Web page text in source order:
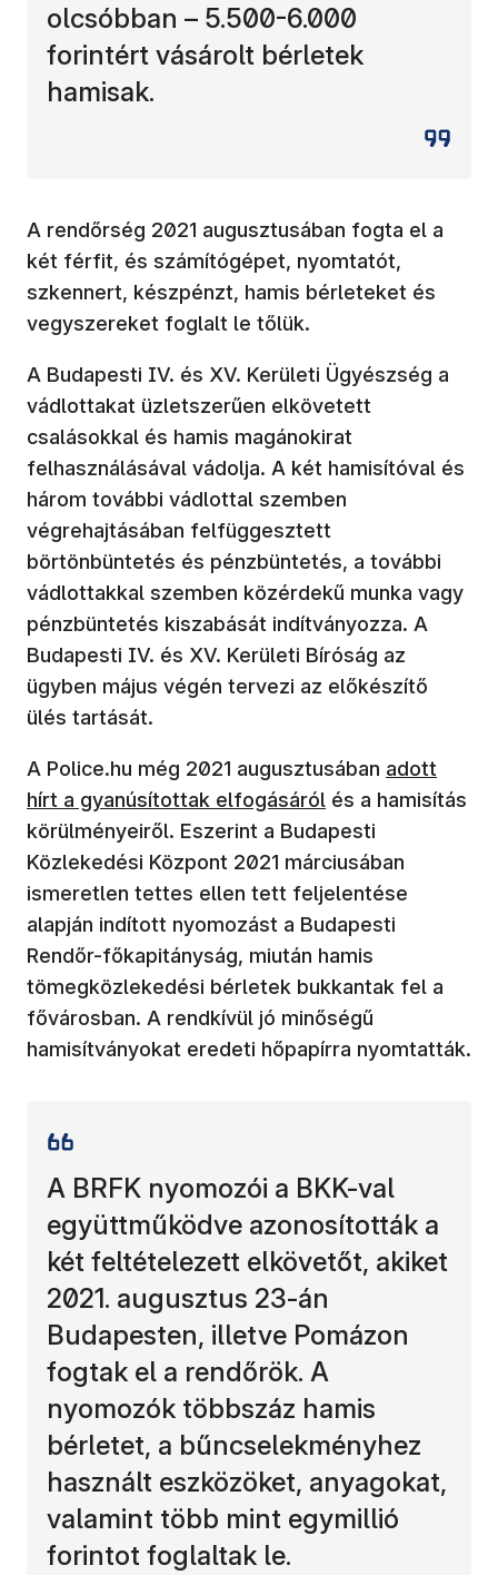
olcsóbban – 5.500-6.000
forintért vásárolt bérletek
hamisak.
A rendőrség 2021 augusztusában fogta el a
két férfit, és számítógépet, nyomtatót,
szkennert, készpénzt, hamis bérleteket és
vegyszereket foglalt le tőlük.
A Budapesti IV. és XV. Kerületi Ügyészség a
vádlottakat üzletszerűen elkövetett
csalásokkal és hamis magánokirat
felhasználásával vádolja. A két hamisítóval és
három további vádlottal szemben
végrehajtásában felfüggesztett
börtönbüntetés és pénzbüntetés, a további
vádlottakkal szemben közérdekű munka vagy
pénzbüntetés kiszabását indítványozza. A
Budapesti IV. és XV. Kerületi Bíróság az
ügyben május végén tervezi az előkészítő
ülés tartását.
A Police.hu még 2021 augusztusában (új
adott
hírt a gyanúsítottak elfogásáról és a hamisítás
körülményeiről. Eszerint a Budapesti
Közlekedési Központ 2021 márciusában
ismeretlen tettes ellen tett feljelentése
alapján indított nyomozást a Budapesti
Rendőr-főkapitányság, miután hamis
tömegközlekedési bérletek bukkantak fel a
fővárosban. A rendkívül jó minőségű
hamisítványokat eredeti hőpapírra nyomtatták.
A BRFK nyomozói a BKK-val
együttműködve azonosították a
két feltételezett elkövetőt, akiket
2021. augusztus 23-án
Budapesten, illetve Pomázon
fogtak el a rendőrök. A
nyomozók többszáz hamis
bérletet, a bűncselekményhez
használt eszközöket, anyagokat,
valamint több mint egymillió
forintot foglaltak le.